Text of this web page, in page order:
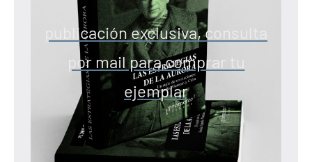
publicación exclusiva, consulta
por mail para comprar tu
ejemplar